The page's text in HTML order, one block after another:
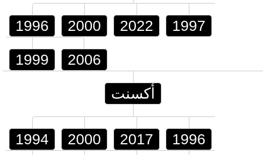
1996 2000 2022 1997
1999 2006
أكسنت
1994 2000 2017 1996